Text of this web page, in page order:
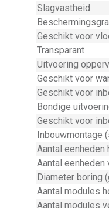
Slagvastheid
Geschikt voor
Transparant
Uitvoering
Geschikt voor
Geschikt voor
Bondige
Geschikt voor
Inbouwmontage
Aantal eenheden
Aantal eenheden
Diameter boring
Aantal modules
Aantal modules